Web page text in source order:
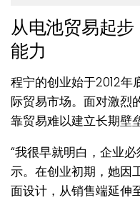
从电池贸易起
能力
程宁的创业始于2012年
际贸易市场。面对激烈
靠贸易难以建立长期壁
“我很早就明白，企业
示。在创业初期，她因
面设计，从销售端延伸